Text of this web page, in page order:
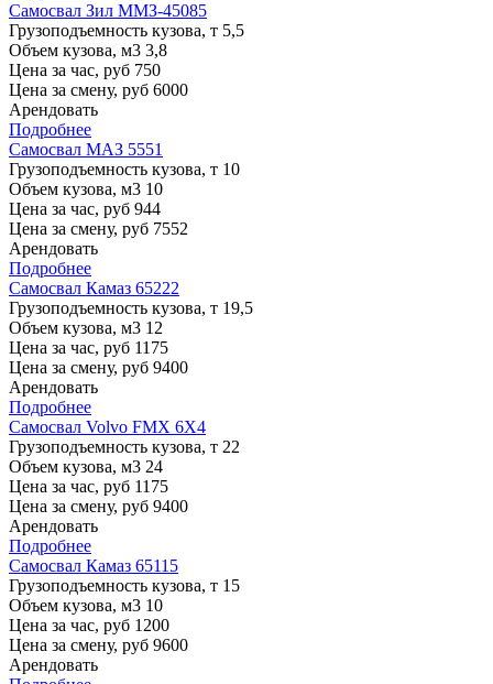
Самосвал Зил ММЗ-45085
Грузоподъемность кузова, т 5,5
Объем кузова, м3 3,8
Цена за час, руб 750
Цена за смену, руб 6000
Арендовать
Подробнее
Самосвал МАЗ 5551
Грузоподъемность кузова, т 10
Объем кузова, м3 10
Цена за час, руб 944
Цена за смену, руб 7552
Арендовать
Подробнее
Самосвал Камаз 65222
Грузоподъемность кузова, т 19,5
Объем кузова, м3 12
Цена за час, руб 1175
Цена за смену, руб 9400
Арендовать
Подробнее
Самосвал Volvo FMX 6X4
Грузоподъемность кузова, т 22
Объем кузова, м3 24
Цена за час, руб 1175
Цена за смену, руб 9400
Арендовать
Подробнее
Самосвал Камаз 65115
Грузоподъемность кузова, т 15
Объем кузова, м3 10
Цена за час, руб 1200
Цена за смену, руб 9600
Арендовать